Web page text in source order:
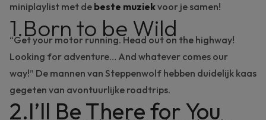
miniplaylist met de beste muziekvoor je samen!
1.Born to be Wild
“Get your motor running. Head out on the highway!
Looking for adventure… And whatever comes our
way!” De mannen van Steppenwolf hebben duidelijk kaas
gegeten van avontuurlijke roadtrips.
2.I’ll Be Therefor You